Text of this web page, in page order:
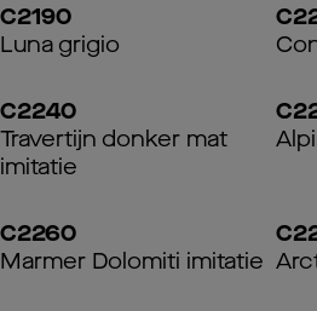
C2190
Luna grigio
C2240
Travertijn donker mat
imitatie
C2260
Marmer Dolomiti imitatie